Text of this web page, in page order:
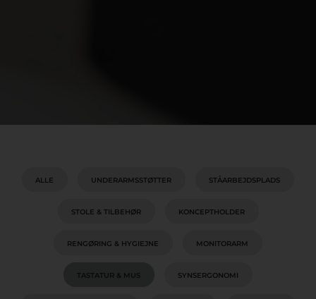
ALLE UNDERARMSSTØTTER STÅARBEJDSPLADS
STOLE & TILBEHØR KONCEPTHOLDER
RENGØRING & HYGIEJNE MONITORARM
TASTATUR & MUS SYNSERGONOMI